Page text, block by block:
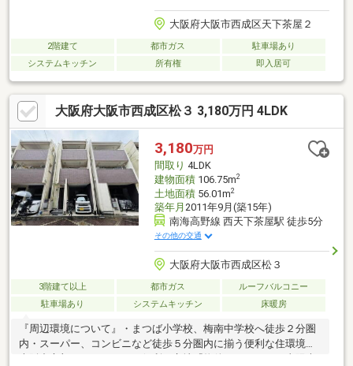
大阪府大阪市西成区天下茶屋２
2階建て 都市ガス
駐車場あり
システムキッチン
所有権 即入居可
大阪府大阪市西成区松３ 3,180万円 4LDK
3,180万円
間取り 4LDK
建物面積106.75m2
土地面積56.01m2
築年月 2011年9月(築15年)
南海高野線 西天下茶屋駅 徒歩5分
その他の交通
大阪府大阪市西成区松３
3階建て以上 都市ガス
ルーフバルコニー
駐車場あり
システムキッチン 床暖房
『周辺環境について』・まつば小学校、梅南中学校へ徒歩２分圏
内・スーパー、コンビニなど徒歩５分圏内に揃う便利な住環境・